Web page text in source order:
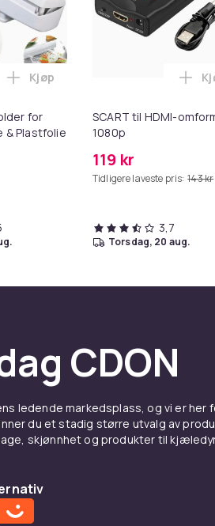
for
& Plastfolie
Legg Foliekutter - Holder for
Kjøp
SCART til HDMI-
1080p
119 kr
Tidligere laveste pris: 143 kr
3,7
torsdag, 20 aug.
CDON
ledende markedsplass, og vi er
du et stadig større utvalg av
skjønnhet og produkter til